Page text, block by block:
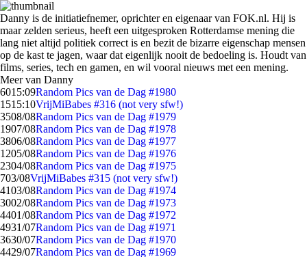
Danny is de initiatiefnemer, oprichter en eigenaar van FOK.nl. Hij is
maar zelden serieus, heeft een uitgesproken Rotterdamse mening die
lang niet altijd politiek correct is en bezit de bizarre eigenschap mensen
op de kast te jagen, waar dat eigenlijk nooit de bedoeling is. Houdt van
films, series, tech en gamen, en wil vooral nieuws met een mening.
Meer van Danny
6015:09Random Pics van de Dag #1980
1515:10VrijMiBabes #316 (not very sfw!)
3508/08Random Pics van de Dag #1979
1907/08Random Pics van de Dag #1978
3806/08Random Pics van de Dag #1977
1205/08Random Pics van de Dag #1976
2304/08Random Pics van de Dag #1975
703/08VrijMiBabes #315 (not very sfw!)
4103/08Random Pics van de Dag #1974
3002/08Random Pics van de Dag #1973
4401/08Random Pics van de Dag #1972
4931/07Random Pics van de Dag #1971
3630/07Random Pics van de Dag #1970
4429/07Random Pics van de Dag #1969